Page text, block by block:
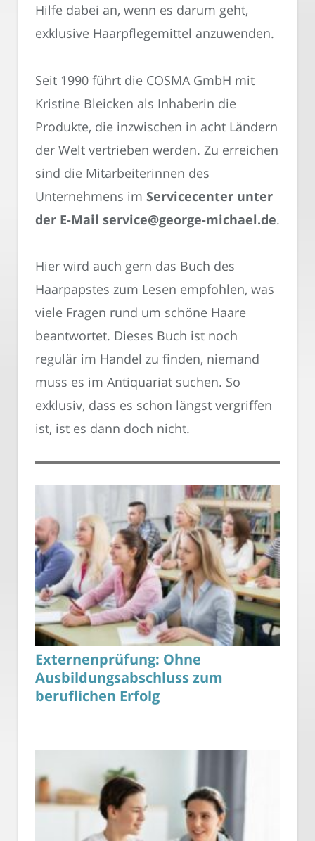
Hilfe dabei an, wenn es darum geht,
exklusive Haarpflegemittel anzuwenden.
Seit 1990 führt die COSMA GmbH mit
Kristine Bleicken als Inhaberin die
Produkte, die inzwischen in acht Ländern
der Welt vertrieben werden. Zu erreichen
sind die Mitarbeiterinnen des
Unternehmens im Servicecenter unter
der E-Mail service@george-michael.de.
Hier wird auch gern das Buch des
Haarpapstes zum Lesen empfohlen, was
viele Fragen rund um schöne Haare
beantwortet. Dieses Buch ist noch
regulär im Handel zu finden, niemand
muss es im Antiquariat suchen. So
exklusiv, dass es schon längst vergriffen
ist, ist es dann doch nicht.
Externenprüfung: Ohne
Ausbildungsabschluss zum
beruflichen Erfolg